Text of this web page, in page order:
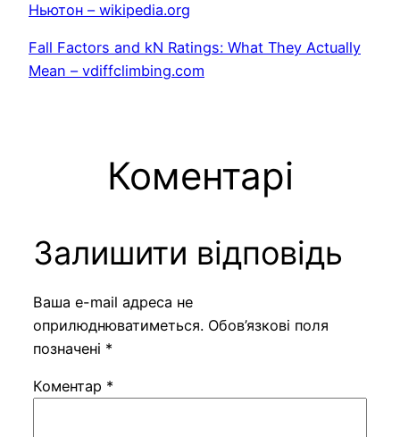
Ньютон – wikipedia.org
Fall Factors and kN Ratings: What They Actually
Mean – vdiffclimbing.com
Коментарі
Залишити відповідь
Ваша e-mail адреса не
оприлюднюватиметься. Обов’язкові поля
позначені *
Коментар *